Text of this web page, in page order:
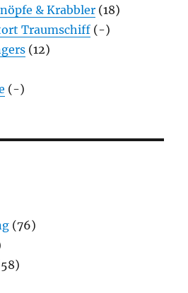
& Krabbler (18)
Traumschiff (-)
(12)
(-)
(76)